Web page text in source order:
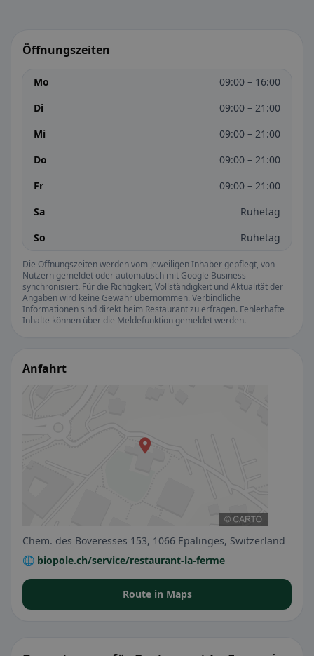
Öffnungszeiten
Mo
09:00 – 16:00
Di
09:00 – 21:00
Mi
09:00 – 21:00
Do
09:00 – 21:00
Fr
09:00 – 21:00
Sa
Ruhetag
So
Ruhetag
Die Öffnungszeiten werden vom jeweiligen Inhaber gepflegt, von
Nutzern gemeldet oder automatisch mit Google Business
synchronisiert. Für die Richtigkeit, Vollständigkeit und Aktualität der
Angaben wird keine Gewähr übernommen. Verbindliche
Informationen sind direkt beim Restaurant zu erfragen. Fehlerhafte
Inhalte können über die Meldefunktion gemeldet werden.
Anfahrt
Chem. des Boveresses 153, 1066 Epalinges, Switzerland
🌐 biopole.ch/service/restaurant-la-ferme
Route in Maps